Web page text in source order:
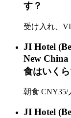
す？
受け入れ、
JI Hotel
New
食はいく
朝食 CNY35/
JI Hotel